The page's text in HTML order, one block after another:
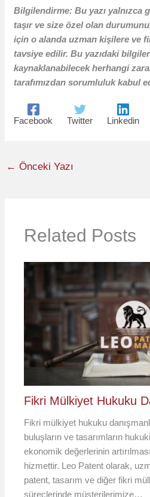
Bilgilendirme: Bu yazı yalnızca
taşır ve size özel olan
için o alanda uzman kişilere ve
tavsiye edilir. Bu yazıdaki
kaynaklanabilecek herhangi
tarafımızdan sorumluluk kabul
Facebook Twitter Linkedin
← Önceki Yazı
Related Posts
Fikri Mülkiyet Hukuku
Fikri mülkiyet hukuku
buluşların ve tasarımların
ekonomik değerlerinin
hizmettir. Leo Patent olarak,
patent, tasarım ve diğer fikri
süreçlerinde müşterilerimize…